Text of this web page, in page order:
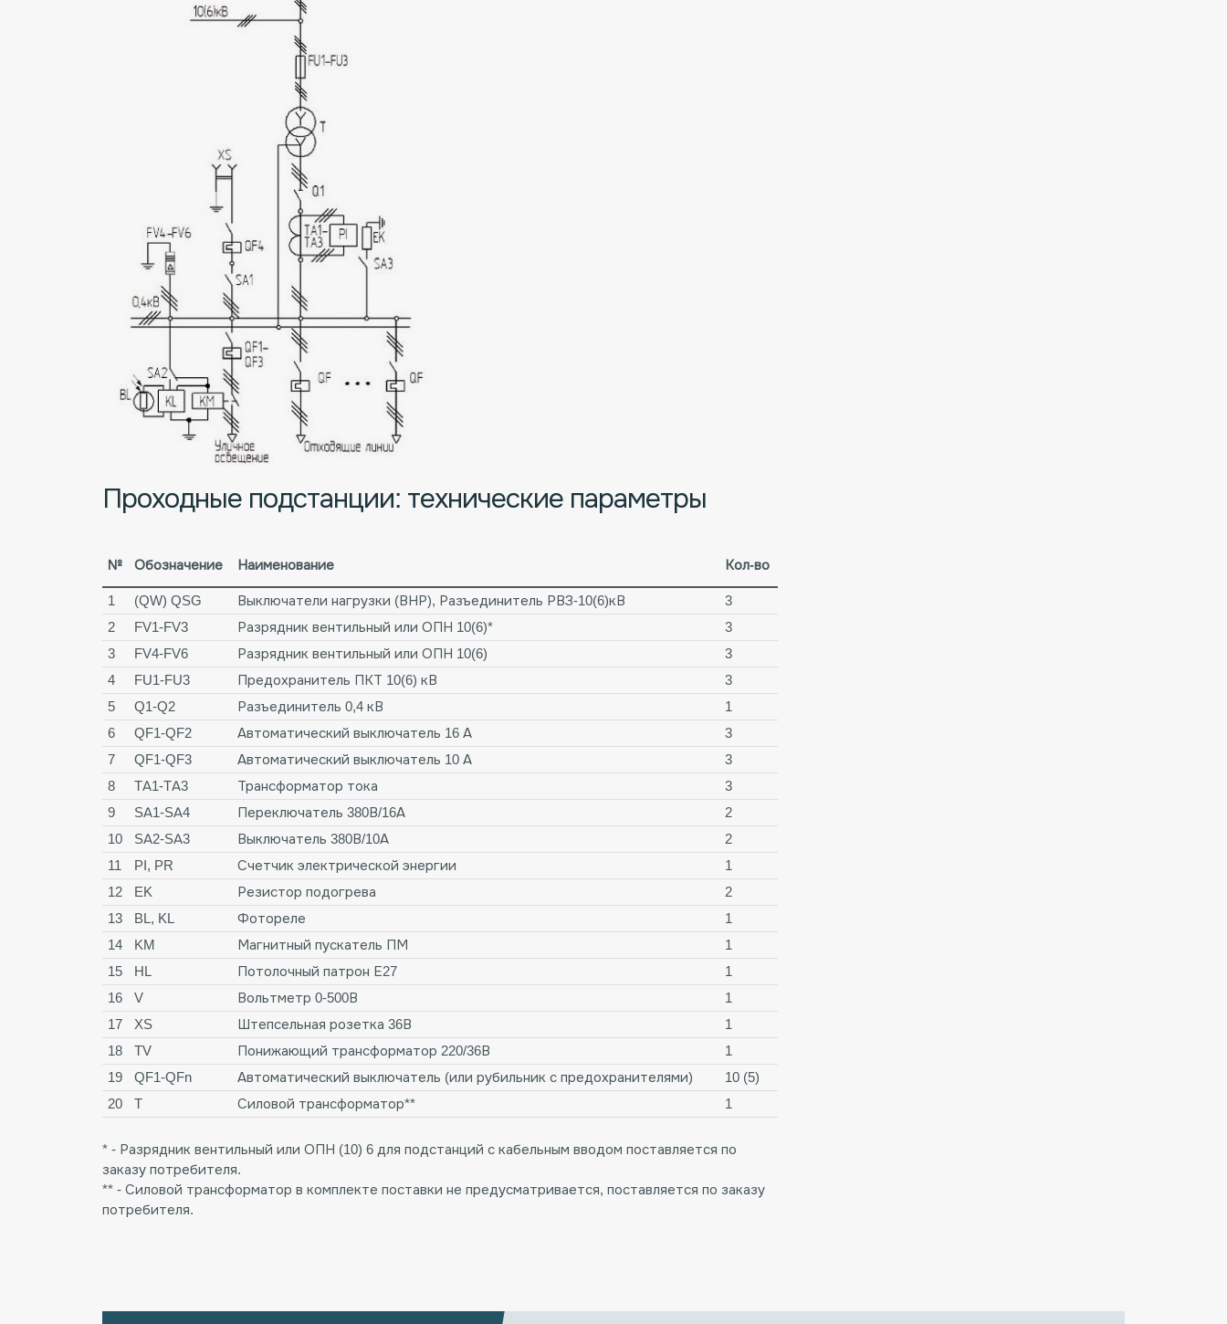
Проходные подстанции: технические параметры
№ Обозначение Наименование
Кол-во
1
(QW) QSG Выключатели нагрузки (ВНР), Разъединитель РВЗ-10(6)кВ
3
2
FV1-FV3 Разрядник вентильный или ОПН 10(6)*
3
3
FV4-FV6 Разрядник вентильный или ОПН 10(6)
3
4
FU1-FU3 Предохранитель ПКТ 10(6) кВ
3
5
Q1-Q2 Разъединитель 0,4 кВ
1
6
QF1-QF2 Автоматический выключатель 16 А
3
7
QF1-QF3 Автоматический выключатель 10 А
3
8
TA1-TA3 Трансформатор тока
3
9
SA1-SA4 Переключатель 380В/16А
2
10
SA2-SA3 Выключатель 380В/10А
2
11
PI, PR Счетчик электрической энергии
1
12
EK Резистор подогрева
2
13
BL, KL Фотореле
1
14
KM Магнитный пускатель ПМ
1
15
HL Потолочный патрон Е27
1
16
V Вольтметр 0-500В
1
17
XS Штепсельная розетка 36В
1
18
TV Понижающий трансформатор 220/36В
1
19
QF1-QFn Автоматический выключатель (или рубильник с предохранителями)
10 (5)
20
T Силовой трансформатор** 1
* - Разрядник вентильный или ОПН (10) 6 для подстанций с кабельным вводом поставляется по
заказу потребителя.
** - Силовой трансформатор в комплекте поставки не предусматривается, поставляется по заказу
потребителя.